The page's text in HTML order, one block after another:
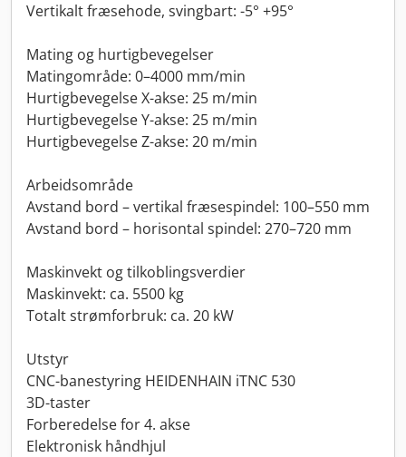
Vertikalt fræsehode, svingbart: -5° +95°
Mating og hurtigbevegelser
Matingområde: 0–4000 mm/min
Hurtigbevegelse X-akse: 25 m/min
Hurtigbevegelse Y-akse: 25 m/min
Hurtigbevegelse Z-akse: 20 m/min
Arbeidsområde
Avstand bord – vertikal fræsespindel: 100–550 mm
Avstand bord – horisontal spindel: 270–720 mm
Maskinvekt og tilkoblingsverdier
Maskinvekt: ca. 5500 kg
Totalt strømforbruk: ca. 20 kW
Utstyr
CNC-banestyring HEIDENHAIN iTNC 530
3D-taster
Forberedelse for 4. akse
Elektronisk håndhjul